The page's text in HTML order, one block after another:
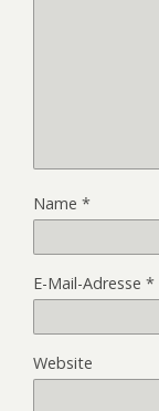
Name *
E-Mail-Adresse *
Website